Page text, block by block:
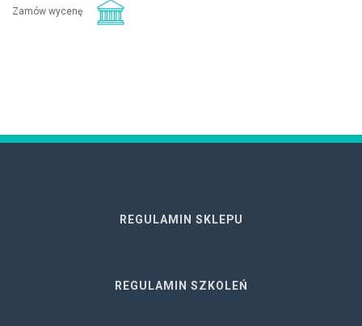
Zamów wycenę
REGULAMIN SKLEPU
REGULAMIN SZKOLEŃ